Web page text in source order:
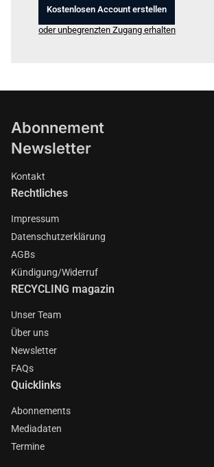
Kostenlosen Account erstellen
oder unbegrenzten Zugang erhalten
Abonnement
Newsletter
Kontakt
Rechtliches
Impressum
Datenschutzerklärung
AGBs
Kündigung/Widerruf
RECYCLING magazin
Unser Team
Über uns
Newsletter
FAQs
Quicklinks
Abonnements
Mediadaten
Termine